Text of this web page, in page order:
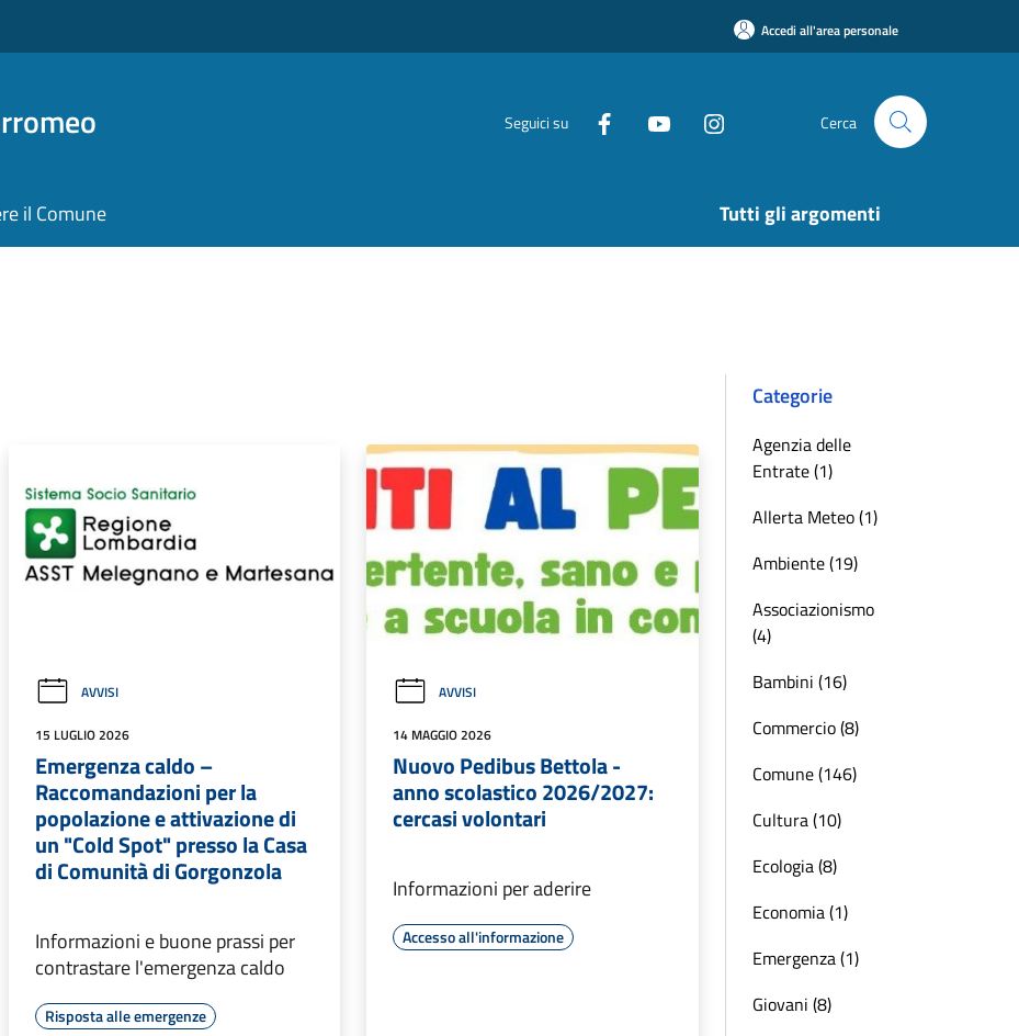
Accedi all'area personale
Seguici su Cerca
il Comune Tutti gli argomenti
AVVISI
15 LUGLIO 2026
Emergenza caldo –
Raccomandazioni per la
popolazione e attivazione di
un "Cold Spot" presso la Casa
di Comunità di Gorgonzola
Informazioni e buone prassi per
contrastare l'emergenza caldo
Risposta alle emergenze
AVVISI
14 MAGGIO 2026
Nuovo Pedibus Bettola -
anno scolastico 2026/2027:
cercasi volontari
Informazioni per aderire
Accesso all'informazione
Categorie
Agenzia delle
Entrate (1)
Allerta Meteo (1)
Ambiente (19)
Associazionismo
(4)
Bambini (16)
Commercio (8)
Comune (146)
Cultura (10)
Ecologia (8)
Economia (1)
Emergenza (1)
Giovani (8)